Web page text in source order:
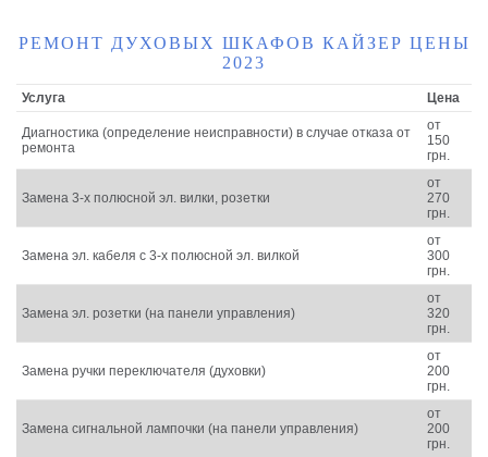
РЕМОНТ ДУХОВЫХ ШКАФОВ КАЙЗЕР ЦЕНЫ
2023
Услуга Цена
Диагностика (определение неисправности) в случае отказа от
ремонта
от
150
грн.
Замена 3-х полюсной эл. вилки, розетки
от
270
грн.
Замена эл. кабеля с 3-х полюсной эл. вилкой
от
300
грн.
Замена эл. розетки (на панели управления)
от
320
грн.
Замена ручки переключателя (духовки)
от
200
грн.
Замена сигнальной лампочки (на панели управления)
от
200
грн.